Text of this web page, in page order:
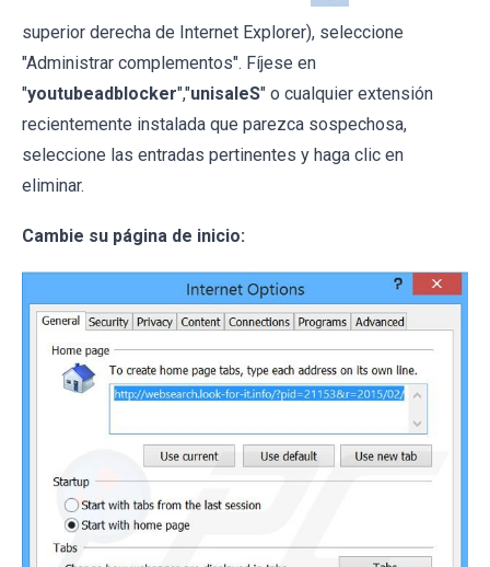
superior derecha de Internet Explorer), seleccione
"Administrar complementos". Fíjese en
"youtubeadblocker","unisaleS" o cualquier extensión
recientemente instalada que parezca sospechosa,
seleccione las entradas pertinentes y haga clic en
eliminar.
Cambie su página de inicio: